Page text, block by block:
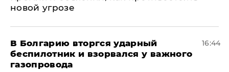
новой угрозе
В Болгарию вторгся ударный
беспилотник и взорвался у важного
газопровода
16:44